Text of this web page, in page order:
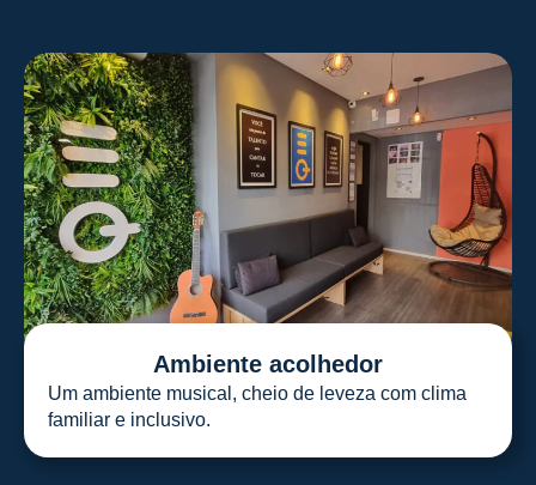
Ambiente acolhedor
Um ambiente musical, cheio de leveza com clima
familiar e inclusivo.